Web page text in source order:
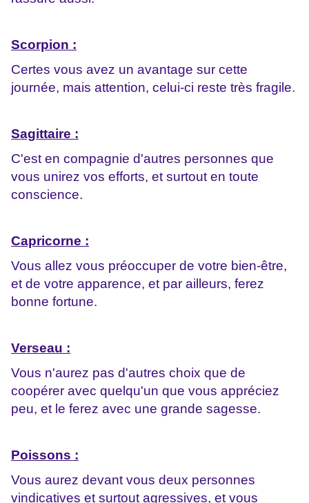
Scorpion :
Certes vous avez un avantage sur cette
journée, mais attention, celui-ci reste très fragile.
Sagittaire :
C'est en compagnie d'autres personnes que
vous unirez vos efforts, et surtout en toute
conscience.
Capricorne :
Vous allez vous préoccuper de votre bien-être,
et de votre apparence, et par ailleurs, ferez
bonne fortune.
Verseau :
Vous n'aurez pas d'autres choix que de
coopérer avec quelqu'un que vous appréciez
peu, et le ferez avec une grande sagesse.
Poissons :
Vous aurez devant vous deux personnes
vindicatives et surtout agressives, et vous